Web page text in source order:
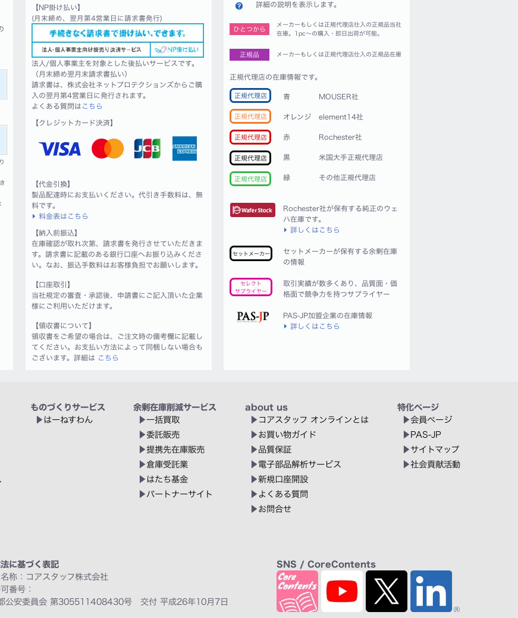
【NP掛け払い】
(月末締め、翌月第4営業日に請求書発行)
法人/個人事業主を対象とした後払いサービスです。
（月末締め翌月末請求書払い）
請求書は、株式会社ネットプロテクションズからご購
入の翌月第4営業日に発行されます。
よくある質問は こちら
【クレジットカード決済】
【代金引換】
製品配達時にお支払いください。代引き手数料は、無
料です。
料金表はこちら
【納入前振込】
在庫確認が取れ次第、請求書を発行させていただきま
す。請求書に記載のある銀行口座へお振り込みくださ
い。なお、振込手数料はお客様負担でお願いします。
【口座取引】
当社規定の審査・承認後、申請書にご記入頂いた企業
様にご利用いただけます。
【領収書について】
領収書をご希望の場合は、ご注文時の備考欄に記載し
てください。お支払い方法によって同梱しない場合も
ございます。詳細は こちら
詳細の説明を表示します。
ひとつから
メーカーもしくは正規代理店仕入の正規品当社
在庫。1pc〜の購入・即日出荷が可能。
正規品 メーカーもしくは正規代理店仕入の正規品在庫
正規代理店の在庫情報です。
正規代理店
正規代理店
正規代理店
正規代理店
正規代理店
青 MOUSER社
オレンジ element14社
赤 Rochester社
黒 米国大手正規代理店
緑 その他正規代理店
Rochester社が保有する純正のウェ
ハ在庫です。
詳しくはこちら
セットメーカー
セットメーカーが保有する余剰在庫
の情報
セレクト
サプライヤー
取引実績が数多くあり、品質面・価
格面で競争力を持つサプライヤー
PAS-JP加盟企業の在庫情報
詳しくはこちら
ものづくりサービス
はーねすわん
余剰在庫削減サービス
一括買取
委託販売
提携先在庫販売
倉庫受託業
はたち基金
パートナーサイト
about us
コアスタッフ オンラインとは
お買い物ガイド
品質保証
電子部品解析サービス
新規口座開設
よくある質問
お問合せ
特化ページ
会員ページ
PAS-JP
サイトマップ
社会貢献活動
に基づく表記
称：コアスタッフ株式会社
番号：
公安委員会 第305511408430号 交付 平成26年10月7日
SNS / CoreContents